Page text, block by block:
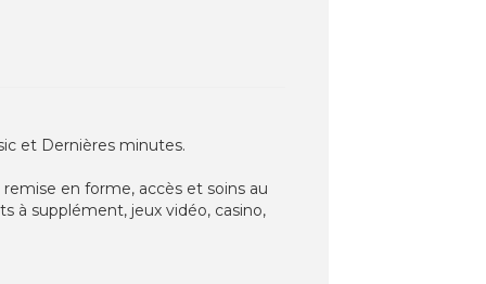
et Dernières minutes.
en forme, accès et soins au
à supplément, jeux vidéo, casino,